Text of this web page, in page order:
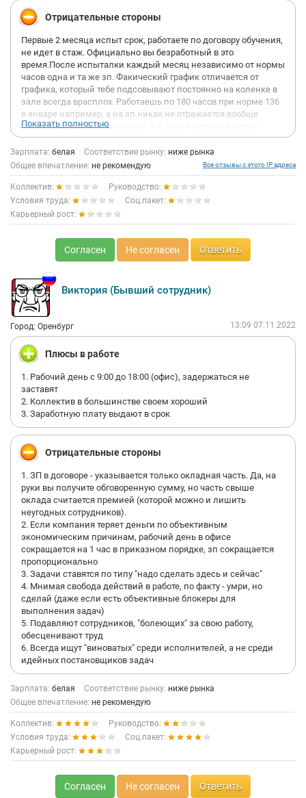
Отрицательные стороны
Первые 2 месяца испыт срок, работаете по договору обучения,
не идет в стаж. Официально вы безработный в это
время.После испыталки каждый месяц независимо от нормы
часов одна и та же зп. Факический график отличается от
графика, который тебе подсовывают постоянно на коленке в
зале всегда врасплох. Работаешь по 180 часов при норме 136
в январе например, а на зп никак не отражается вообще.
Расчетные листки не выдают, т.к. вы из месяца в месяц
дарите компании минимум 3 дня своей жизни бесплатно,
(кол-во рабочих дней всегда больше нормы) а расчетный лист
был бы документальным поводом идти в суд. Отпуск за
праздники не продлевается, праздничные не
выплачиваются. Развитая система штрафов, при любом
косяке всей сворой собак ищут виновного вместо
исправления ошибки. Коллеги при любом удобном случае
бегут сдать тебя директору в надежде, что накинет лишнюю
тысячу к зп. Нет разницы в зп между продавцом, который
пахал весь месяц и продавцом, что ныкался в раздевалке и
курилке. И кстати, частенько проводятся конкурсы с призами
на написание положительных отзывов на таких сайта, имейте
ввиду.
Показать полностью
Зарплата: белая Соответствие рынку: ниже рынка
Общее впечатление: не рекомендую Все отзывы с этого IP адреса
Коллектив:
Руководство:
Условия труда:
Соц.пакет:
Карьерный рост:
Согласен Не согласен Ответить
Виктория (Бывший сотрудник)
Город: Оренбург 13:09 07.11.2022
Плюсы в работе
1. Рабочий день с 9:00 до 18:00 (офис), задержаться не
заставят
2. Коллектив в большинстве своем хороший
3. Заработную плату выдают в срок
Отрицательные стороны
1. ЗП в договоре - указывается только окладная часть. Да, на
руки вы получите обговоренную сумму, но часть свыше
оклада считается премией (которой можно и лишить
неугодных сотрудников).
2. Если компания теряет деньги по объективным
экономическим причинам, рабочий день в офисе
сокращается на 1 час в приказном порядке, зп сокращается
пропорционально
3. Задачи ставятся по типу "надо сделать здесь и сейчас"
4. Мнимая свобода действий в работе, по факту - умри, но
сделай (даже если есть объективные блокеры для
выполнения задач)
5. Подавляют сотрудников, "болеющих" за свою работу,
обесценивают труд
6. Всегда ищут "виноватых" среди исполнителей, а не среди
идейных постановщиков задач
Зарплата: белая Соответствие рынку: ниже рынка
Общее впечатление: не рекомендую
Коллектив:
Руководство:
Условия труда:
Соц.пакет:
Карьерный рост:
Согласен Не согласен Ответить